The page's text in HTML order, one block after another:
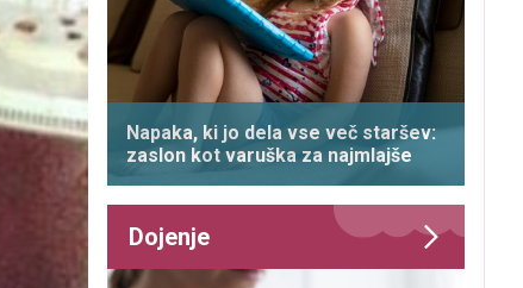
Napaka, ki jo dela vse več staršev:
zaslon kot varuška za najmlajše
Dojenje